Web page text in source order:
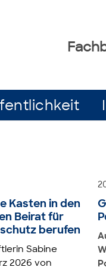
Kasten in den
Beirat für
berufen
Sabine
2026 von